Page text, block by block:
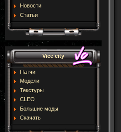
Новости
Статьи
Vice city
Патчи
Модели
Текстуры
CLEO
Большие моды
Скачать